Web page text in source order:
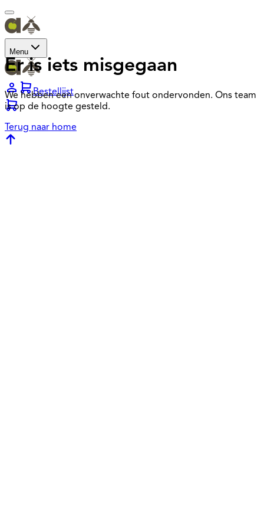
Menu
Bestellijst
Er is iets misgegaan
We hebben een onverwachte fout ondervonden. Ons team
is op de hoogte gesteld.
Terug naar home